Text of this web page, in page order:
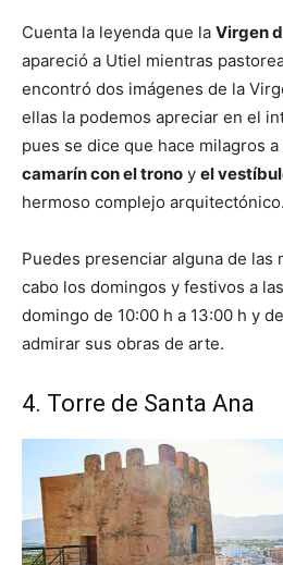
Cuenta la leyenda que la Virgen
apareció a Utiel mientras
encontró dos imágenes de la
ellas la podemos apreciar en el
pues se dice que hace milagros
camarín con el trono y el
hermoso complejo arquitectónico.
Puedes presenciar alguna de las
cabo los domingos y festivos a
domingo de 10:00 h a 13:00 h y
admirar sus obras de arte.
4. Torre de Santa Ana